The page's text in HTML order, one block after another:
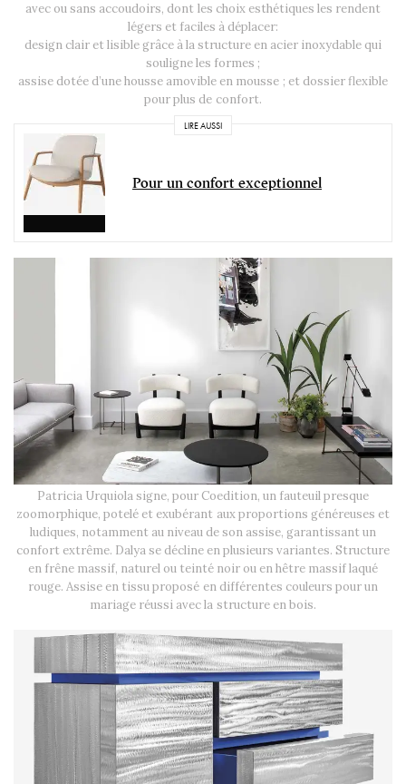
avec ou sans accoudoirs, dont les choix esthétiques les rendent
légers et faciles à déplacer:
design clair et lisible grâce à la structure en acier inoxydable qui
souligne les formes ;
assise dotée d’une housse amovible en mousse ; et dossier flexible
pour plus de confort.
LIRE AUSSI
Pour un confort exceptionnel
Patricia Urquiola signe, pour Coedition, un fauteuil presque
zoomorphique, potelé et exubérant aux proportions généreuses et
ludiques, notamment au niveau de son assise, garantissant un
confort extrême. Dalya se décline en plusieurs variantes. Structure
en frêne massif, naturel ou teinté noir ou en hêtre massif laqué
rouge. Assise en tissu proposé en différentes couleurs pour un
mariage réussi avec la structure en bois.